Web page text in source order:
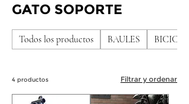
GATO SOPORTE
Todos los productos BAULES
4 productos Filtrar y ordenar